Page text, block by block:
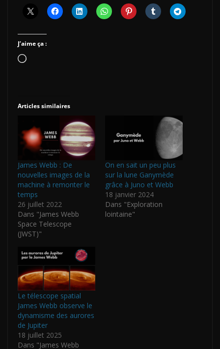
J’aime ça :
Chargement…
Articles similaires
James Webb : De
nouvelles images de la
machine à remonter le
temps
26 juillet 2022
Dans "James Webb
Space Telescope
(JWST)"
On en sait un peu plus
sur la lune Ganymède
grâce à Juno et Webb
18 janvier 2024
Dans "Exploration
lointaine"
Le télescope spatial
James Webb observe le
dynamisme des aurores
de Jupiter
18 juillet 2025
Dans "James Webb